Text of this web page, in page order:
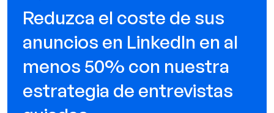
Reduzca el coste de sus
anuncios en LinkedIn en al
menos 50% con nuestra
estrategia de entrevistas